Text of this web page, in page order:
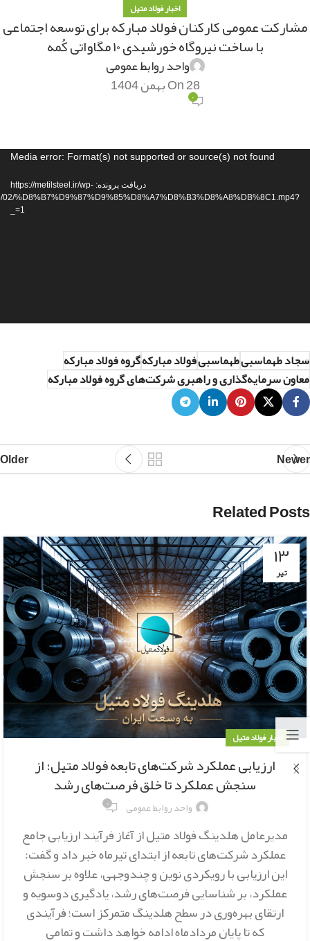
اخبار فولاد متیل
مشارکت عمومی کارکنان فولاد مبارکه برای توسعه اجتماعی
با ساخت نیروگاه خورشیدی ۱۰ مگاواتی کُمه
واحد روابط عمومی
On 28 بهمن 1404
۰
نمایشگرMedia error: Format(s) not supported or source(s) not found
دریافت پرونده: https://metilsteel.ir/wp-
02/%D8%B7%D9%87%D9%85%D8%A7%D8%B3%D8%A8%DB%8C1.mp4?
_=1
سجاد طهماسبیطهماسبیفولاد مبارکهگروه فولاد مبارکه
معاون سرمایه‌گذاری و راهبری شرکت‌های گروه فولاد مبارکه
Newer
Older
Related Posts
۱۳
تیر
اخبار فولاد متیل
ارزیابی عملکرد شرکت‌های تابعه فولاد متیل؛ از
سنجش عملکرد تا خلق فرصت‌های رشد
واحد روابط عمومی ۰
مدیرعامل هلدینگ فولاد متیل از آغاز فرآیند ارزیابی جامع
عملکرد شرکت‌های تابعه از ابتدای تیرماه خبر داد و گفت:
این ارزیابی با رویکردی نوین و چندوجهی، علاوه بر سنجش
عملکرد، بر شناسایی فرصت‌های رشد، یادگیری دوسویه و
ارتقای بهره‌وری در سطح هلدینگ متمرکز است؛ فرآیندی
که تا پایان مردادماه ادامه خواهد داشت و تمامی